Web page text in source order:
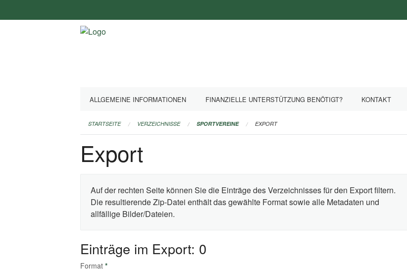
überspringen
ALLGEMEINE INFORMATIONEN FINANZIELLE UNTERSTÜTZUNG BENÖTIGT? KONTAKT
STARTSEITE VERZEICHNISSE SPORTVEREINE EXPORT
Export
Auf der rechten Seite können Sie die Einträge des Verzeichnisses für den Export filtern.
Die resultierende Zip-Datei enthält das gewählte Format sowie alle Metadaten und
allfällige Bilder/Dateien.
Einträge im Export: 0
Format *